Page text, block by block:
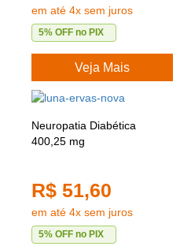
em até 4x sem juros
5% OFF no PIX
Veja Mais
Neuropatia Diabética
400,25 mg
R$ 51,60
em até 4x sem juros
5% OFF no PIX